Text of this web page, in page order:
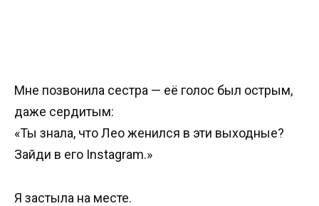
Мне позвонила сестра — её голос был острым,
даже сердитым:
«Ты знала, что Лео женился в эти выходные?
Зайди в его Instagram.»
Я застыла на месте.